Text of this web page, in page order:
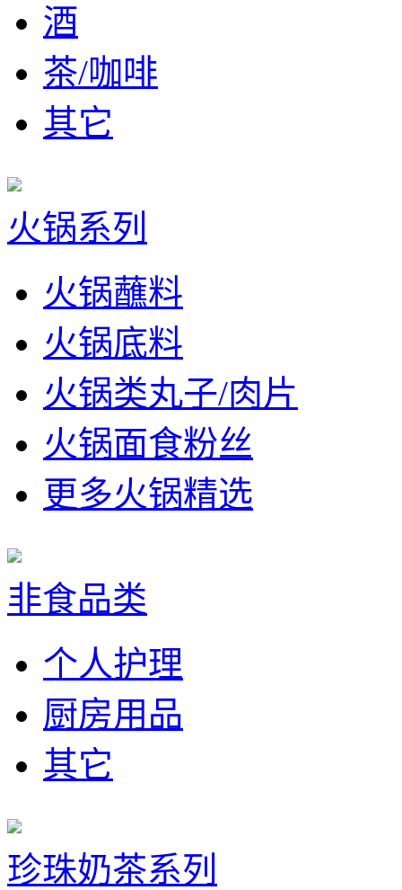
酒
茶/咖啡
其它
火锅系列
火锅蘸料
火锅底料
火锅类丸子/肉片
火锅面食粉丝
更多火锅精选
非食品类
个人护理
厨房用品
其它
珍珠奶茶系列